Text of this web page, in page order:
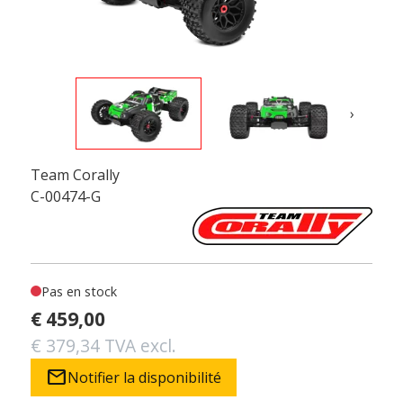
›
Team Corally
C-00474-G
Pas en stock
€ 459,00
€ 379,34 TVA excl.
mailNotifier la disponibilité